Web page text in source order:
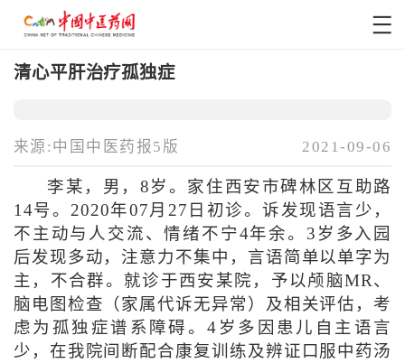
清心平肝治疗孤独症
来源:中国中医药报5版 2021-09-06
李某，男，8岁。家住西安市碑林区互助路
14号。2020年07月27日初诊。诉发现语言少，
不主动与人交流、情绪不宁4年余。3岁多入园
后发现多动，注意力不集中，言语简单以单字为
主，不合群。就诊于西安某院，予以颅脑MR、
脑电图检查（家属代诉无异常）及相关评估，考
虑为孤独症谱系障碍。4岁多因患儿自主语言
少，在我院间断配合康复训练及辨证口服中药汤